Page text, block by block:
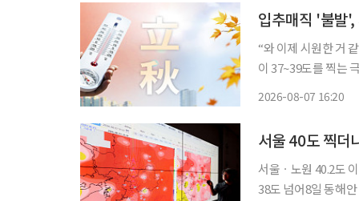
입추매직 '불발
“와 이제 시원한 거 같아” 단체 ‘뇌손상’의 단계까지 온 지독하고 지독한 폭
이 37~39도를 찍는
2026-08-07 16:20
서울 40도 찍
서울ㆍ노원 40.2도
38도 넘어8일 동해안 비 시